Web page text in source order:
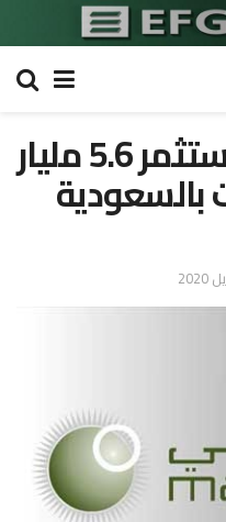
المباني الكويتية تستثمر 5.6 مليار